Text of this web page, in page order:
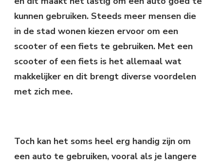
kunnen gebruiken. Steeds meer mensen die
in de stad wonen kiezen ervoor om een
scooter of een fiets te gebruiken. Met een
scooter of een fiets is het allemaal wat
makkelijker en dit brengt diverse voordelen
met zich mee.
Toch kan het soms heel erg handig zijn om
een auto te gebruiken, vooral als je langere